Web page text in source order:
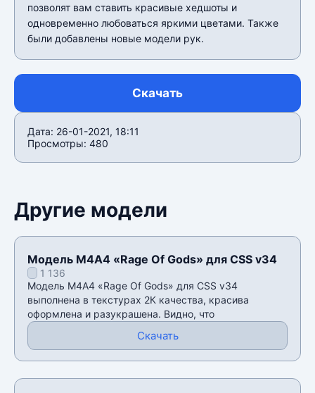
позволят вам ставить красивые хедшоты и
одновременно любоваться яркими цветами. Также
были добавлены новые модели рук.
Скачать
Дата: 26-01-2021, 18:11
Просмотры: 480
Другие модели
Модель М4А4 «Rage Of Gods» для CSS v34
1 136
Модель М4А4 «Rage Of Gods» для CSS v34
выполнена в текстурах 2К качества, красива
оформлена и разукрашена. Видно, что
Скачать